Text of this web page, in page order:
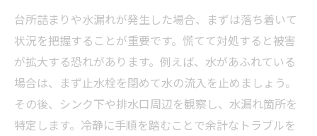
台所詰まりや水漏れが発生した場合、まずは落ち着いて
状況を把握することが重要です。慌てて対処すると被害
が拡大する恐れがあります。例えば、水があふれている
場合は、まず止水栓を閉めて水の流入を止めましょう。
その後、シンク下や排水口周辺を観察し、水漏れ箇所を
特定します。冷静に手順を踏むことで余計なトラブルを